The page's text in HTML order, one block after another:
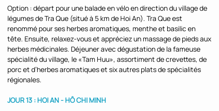
Option : départ pour une balade en vélo en direction du village de
légumes de Tra Que (situé à 5 km de Hoi An). Tra Que est
renommé pour ses herbes aromatiques, menthe et basilic en
tête. Ensuite, relaxez-vous et appréciez un massage de pieds aux
herbes médicinales. Déjeuner avec dégustation de la fameuse
spécialité du village, le «Tam Huu», assortiment de crevettes, de
porc et d’herbes aromatiques et six autres plats de spécialités
régionales.
JOUR 13 : HOI AN - HÔ CHI MINH